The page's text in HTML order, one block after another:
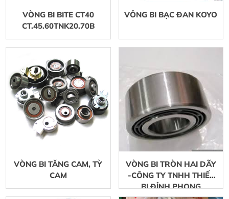
VÒNG BI BITE CT40
CT.45.60TNK20.70B
VỎNG BI BẠC ĐAN KOYO
VÒNG BI TĂNG CAM, TỲ
CAM
VÒNG BI TRÒN HAI DÃY
-CÔNG TY TNHH THIẾT
BỊ ĐỈNH PHONG